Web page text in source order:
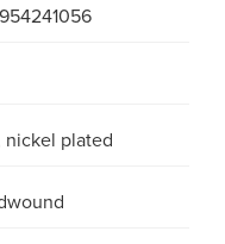
nickel plated